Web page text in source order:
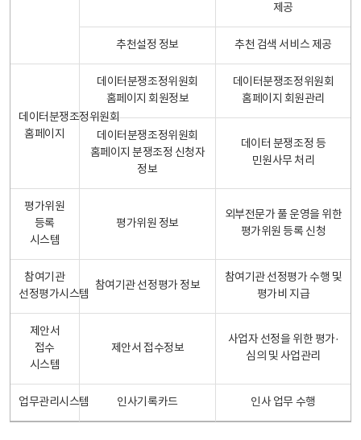
제공
추천설정 정보 추천 검색 서비스 제공
데이터분쟁조정위원회
홈페이지
데이터분쟁조정위원회
홈페이지 회원정보
데이터분쟁조정위원회
홈페이지 회원관리
데이터분쟁조정위원회
홈페이지 분쟁조정 신청자
정보
데이터 분쟁조정 등
민원사무 처리
평가위원
등록
시스템
평가위원 정보
외부전문가 풀 운영을 위한
평가위원 등록 신청
참여기관
선정평가시스템
참여기관 선정평가 정보
참여기관 선정평가 수행 및
평가비 지급
제안서
접수
시스템
제안서 접수정보
사업자 선정을 위한 평가·
심의 및 사업관리
업무관리시스템 인사기록카드 인사 업무 수행